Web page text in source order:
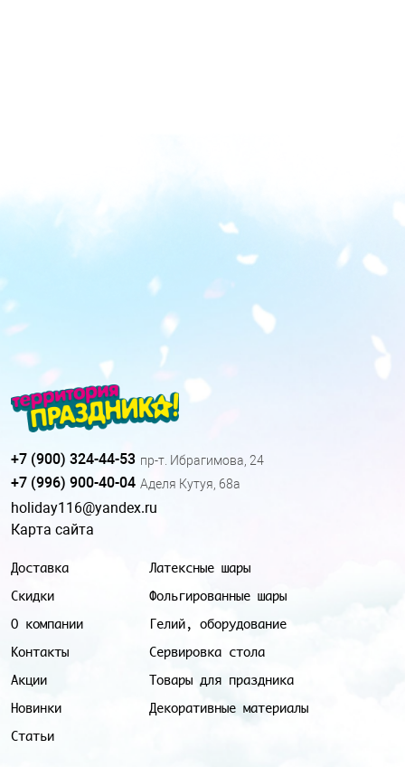
Доставка
Скидки
О компании
Контакты
Акции
Новинки
Статьи
Латексные шары
Фольгированные шары
Гелий, оборудование
Сервировка стола
Товары для праздника
Декоративные материалы
+7 (900) 324-44-53 пр-т. Ибрагимова, 24
+7 (996) 900-40-04 Аделя Кутуя, 68а
holiday116@yandex.ru
Карта сайта